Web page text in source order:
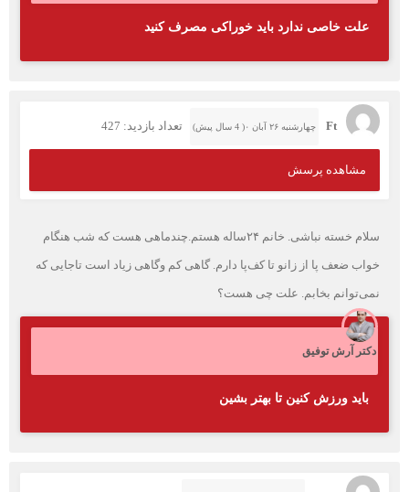
علت خاصی ندارد باید خوراکی مصرف کنید
Ft چهارشنبه ۲۶ آبان ۰( 4 سال پیش) تعداد بازدید: 427
مشاهده پرسش
سلام خسته‌ نباشی. خانم ۲۴ساله هستم.چندماهی هست که شب هنگام
خواب ضعف پا از زانو تا کف‌پا دارم. گاهی کم وگاهی زیاد است تاجایی که
نمی‌توانم بخابم. علت چی هست؟
دکتر آرش توفیق
باید ورزش کنین تا بهتر بشین